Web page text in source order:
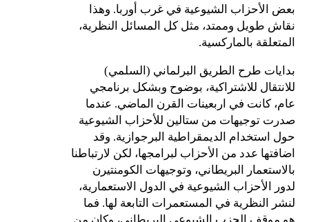
بعض الأحزاب الشيوعية في غرب أوربا. وهذا
نقاش طويل وممتد، مثل كل المسائل النظرية،
المتعلقة بالماركسية.
بدايات طرح الطريق البرلماني (السلمي)
للانتقال للاشتراكية، بوضوح وبشكل برنامجي
عام، كانت في اربعينات القرن الماضي. عندما
صدرت توجيهات من ستالين للأحزاب الشيوعية
حول استخدام الديمقراطية البرجوازية. وقد
اضافتها عدد من الأحزاب لبرامجها، لكن لارتباطنا
بالاستعمار البريطاني، وتوجيهات الكومنتيرن
لدور الأحزاب الشيوعية في الدول الاستعمارية،
لنشر النظرية في المستعمرات التابعة لها. فما